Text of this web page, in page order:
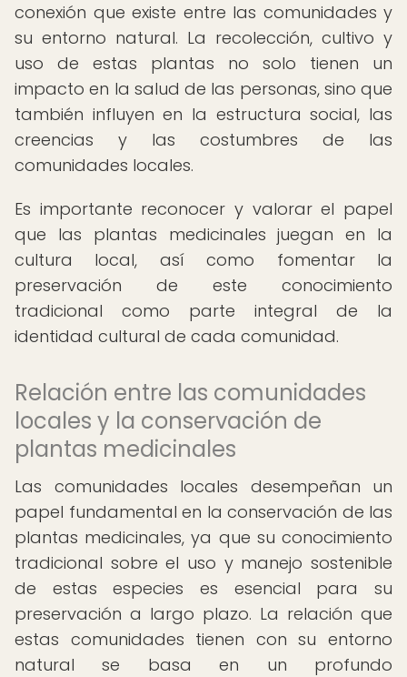
conexión que existe entre las comunidades y
su entorno natural. La recolección, cultivo y
uso de estas plantas no solo tienen un
impacto en la salud de las personas, sino que
también influyen en la estructura social, las
creencias y las costumbres de las
comunidades locales.
Es importante reconocer y valorar el papel
que las plantas medicinales juegan en la
cultura local, así como fomentar la
preservación de este conocimiento
tradicional como parte integral de la
identidad cultural de cada comunidad.
Relación entre las comunidades
locales y la conservación de
plantas medicinales
Las comunidades locales desempeñan un
papel fundamental en la conservación de las
plantas medicinales, ya que su conocimiento
tradicional sobre el uso y manejo sostenible
de estas especies es esencial para su
preservación a largo plazo. La relación que
estas comunidades tienen con su entorno
natural se basa en un profundo